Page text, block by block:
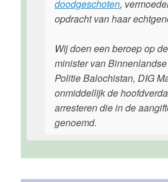
doodgeschoten,
opdracht van haar
Wij doen een beroep op
minister van
Politie Balochistan, DIG
onmiddellijk de
arresteren die in de
genoemd.